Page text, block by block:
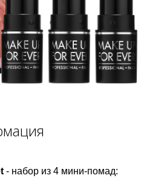
- набор из 4 мини-помад: